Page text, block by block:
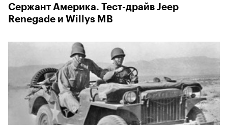
Сержант Америка. Тест-драйв Jeep
Renegade и Willys MB